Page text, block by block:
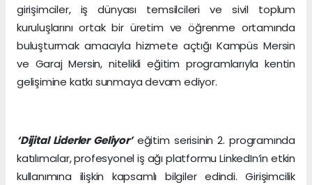
girişimciler, iş dünyası temsilcileri ve sivil toplum
kuruluşlarını ortak bir üretim ve öğrenme ortamında
buluşturmak amacıyla hizmete açtığı Kampüs Mersin
ve Garaj Mersin, nitelikli eğitim programlarıyla kentin
gelişimine katkı sunmaya devam ediyor.
‘Dijital Liderler Geliyor’eğitim serisinin 2. programında
katılımcılar, profesyonel iş ağı platformu LinkedIn’in etkin
kullanımına ilişkin kapsamlı bilgiler edindi. Girişimcilik